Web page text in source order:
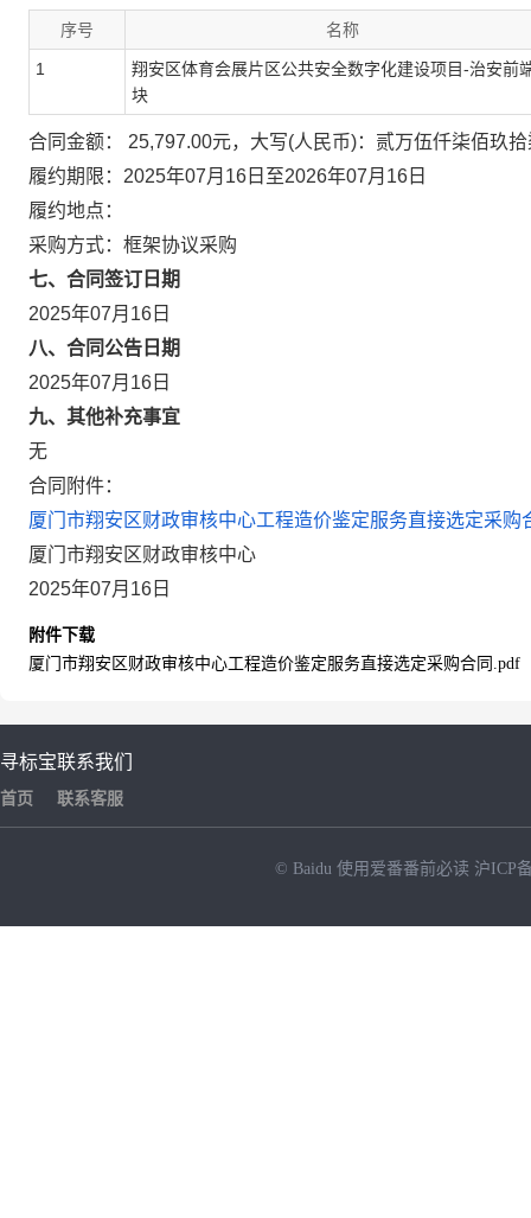
序号 名称
1
翔安区体育会展片区公共安全数字化建设项目-治安前
块
合同金额： 25,797.00元，大写(人民币)：贰万伍仟柒佰玖
履约期限：2025年07月16日至2026年07月16日
履约地点：
采购方式：框架协议采购
七、合同签订日期
2025年07月16日
八、合同公告日期
2025年07月16日
九、其他补充事宜
无
合同附件：
厦门市翔安区财政审核中心工程造价鉴定服务直接选定采购
厦门市翔安区财政审核中心
2025年07月16日
附件下载
厦门市翔安区财政审核中心工程造价鉴定服务直接选定采购合同.pdf
寻标宝
首页
联系我们
联系客服
© Baidu 使用爱番番前必读 沪ICP